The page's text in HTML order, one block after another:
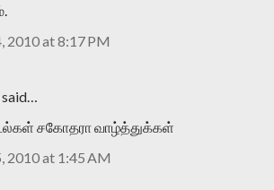
2010 at 8:17 PM
said…
சகோதரா வாழ்த்துக்கள்
2010 at 1:45 AM